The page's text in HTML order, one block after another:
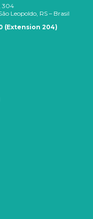
304
Leopoldo, RS – Brasil
(Extension 204)